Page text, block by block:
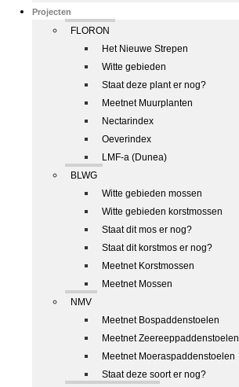
Projecten
FLORON
Het Nieuwe Strepen
Witte gebieden
Staat deze plant er nog?
Meetnet Muurplanten
Nectarindex
Oeverindex
LMF-a (Dunea)
BLWG
Witte gebieden mossen
Witte gebieden korstmossen
Staat dit mos er nog?
Staat dit korstmos er nog?
Meetnet Korstmossen
Meetnet Mossen
NMV
Meetnet Bospaddenstoelen
Meetnet Zeereeppaddenstoelen
Meetnet Moeraspaddenstoelen
Staat deze soort er nog?